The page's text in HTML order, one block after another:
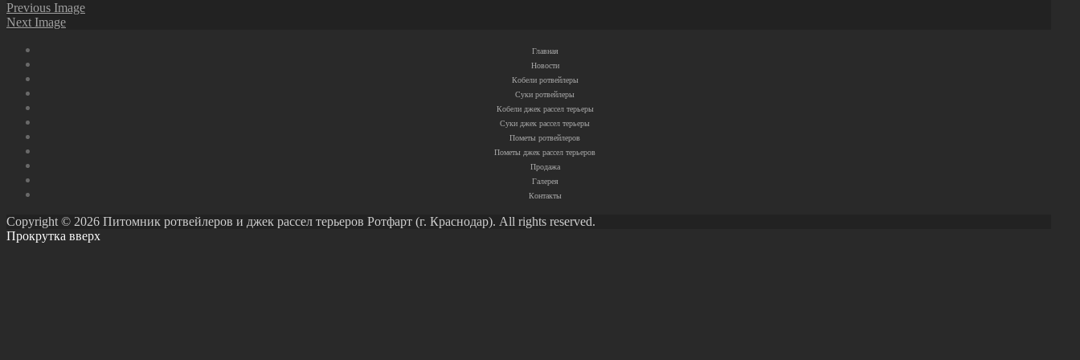
Previous Image
Next Image
Главная
Новости
Кобели ротвейлеры
Суки ротвейлеры
Кобели джек рассел терьеры
Суки джек рассел терьеры
Пометы ротвейлеров
Пометы джек рассел терьеров
Продажа
Галерея
Контакты
Copyright © 2026 Питомник ротвейлеров и джек рассел терьеров Ротфарт (г. Краснодар). All rights reserved.
Прокрутка вверх